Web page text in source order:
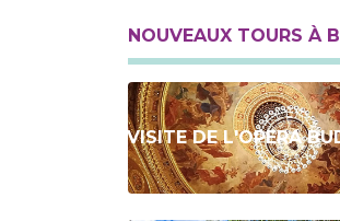
NOUVEAUX TOURS À
VISITE DE L'OPERA